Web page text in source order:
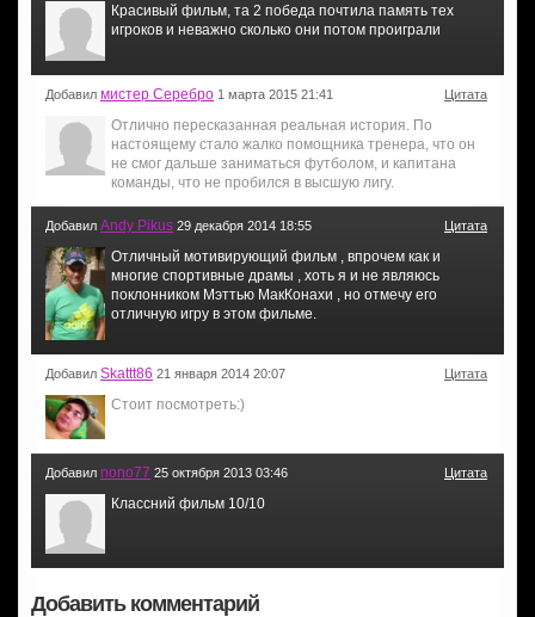
Красивый фильм, та 2 победа почтила память тех
игроков и неважно сколько они потом проиграли
Добавил мистер Серебро 1 марта 2015 21:41 Цитата
Отлично пересказанная реальная история. По
настоящему стало жалко помощника тренера, что он
не смог дальше заниматься футболом, и капитана
команды, что не пробился в высшую лигу.
Добавил Andy Pikus 29 декабря 2014 18:55 Цитата
Отличный мотивирующий фильм , впрочем как и
многие спортивные драмы , хоть я и не являюсь
поклонником Мэттью МакКонахи , но отмечу его
отличную игру в этом фильме.
Добавил Skattt86 21 января 2014 20:07 Цитата
Стоит посмотреть:)
Добавил nono77 25 октября 2013 03:46 Цитата
Классний фильм 10/10
Добавить комментарий